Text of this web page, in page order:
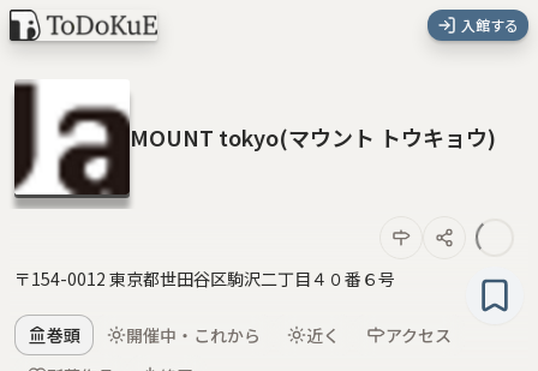
入館する
MOUNT tokyo(マウント トウキョウ)
〒154-0012 東京都世田谷区駒沢二丁目４０番６号
巻頭 開催中・これから 近く
アクセス